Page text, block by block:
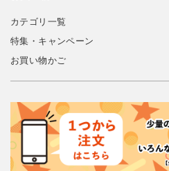
カテゴリ一覧
特集・キャンペーン
お買い物かご